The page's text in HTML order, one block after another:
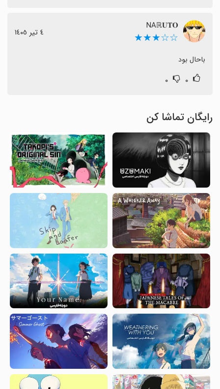
NAℝ𝐔𝐓𝐎
☆☆★★★ ٤ تیر ١٤٠٥
باحال بود
۰ ۰
رایگان تماشا کن